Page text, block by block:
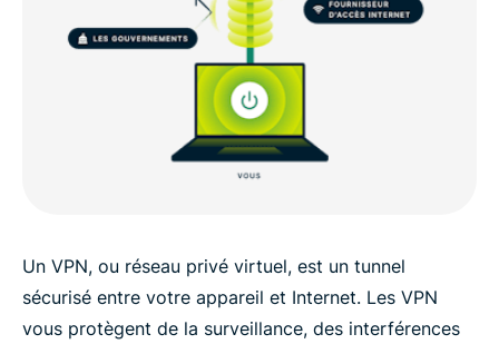
Un VPN, ou réseau privé virtuel, est un tunnel
sécurisé entre votre appareil et Internet. Les VPN
vous protègent de la surveillance, des interférences